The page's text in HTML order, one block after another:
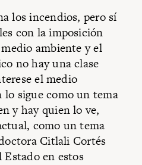
los incendios, pero sí
con la imposición
ambiente y el
no hay una clase
el medio
sigue como un tema
y hay quien lo ve,
como un tema
Citlali Cortés
Estado en estos